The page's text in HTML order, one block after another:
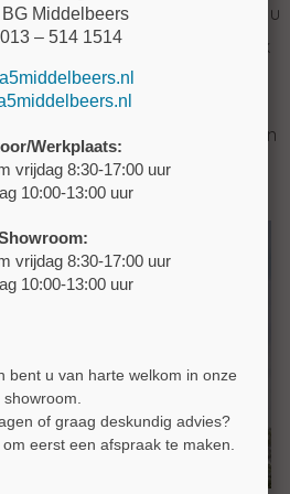
volledig geopend worden zodat u
de buitenlucht. Wanneer het
volledig gesloten is kunt u ook
uw balkon genieten. Het
en gemakkelijk
en plaatst balkon beglazing in
voorwaarden
Middelbeers
– 514 1514
Werkplaats:
vrijdag 8:30-17:00 uur
10:00-13:00 uur
vrijdag 8:30-17:00 uur
10:00-13:00 uur
bent u van harte welkom in onze
showroom.
of graag deskundig advies?
eerst een afspraak te maken.